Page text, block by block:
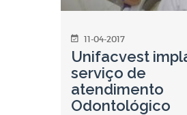
11-04-2017
Unifacvest
serviço de
atendimento
Odontológico